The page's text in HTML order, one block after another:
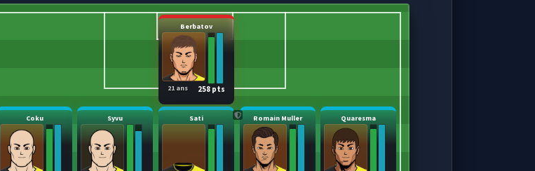
Coku Syvu Sati Romain Muller Quaresma
Berbatov
258 pts
21 ans